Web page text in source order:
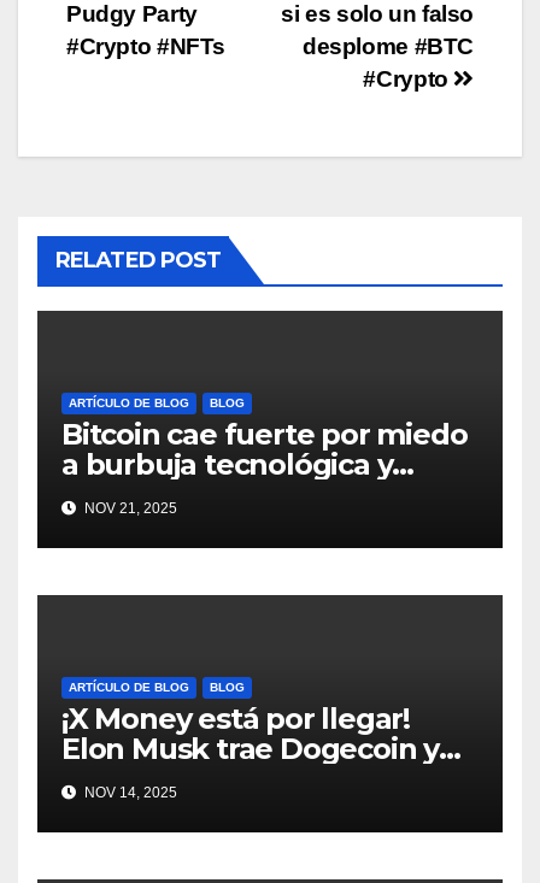
si es solo un falso
desplome #BTC
#Crypto
Pudgy Party
#Crypto #NFTs
RELATED POST
ARTÍCULO DE BLOG BLOG
Bitcoin cae fuerte por miedo
a burbuja tecnológica y
nervios en AI #crypto
#Bitcoin
NOV 21, 2025
ARTÍCULO DE BLOG BLOG
¡X Money está por llegar!
Elon Musk trae Dogecoin y
más al mundo de pagos
#Crypto #Dogecoin
NOV 14, 2025